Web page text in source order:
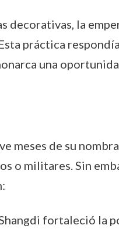
decorativas, la
práctica
una
meses de su
o militares. Sin
fortaleció la